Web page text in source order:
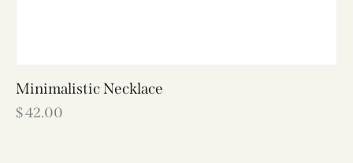
Minimalistic Necklace
$42.00